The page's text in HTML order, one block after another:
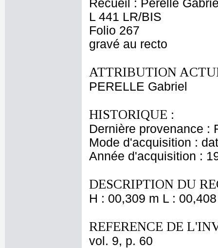
Recueil : Pérelle
L 441 LR/BIS
Folio 267
gravé au recto
ATTRIBUTION
PERELLE Gabriel
HISTORIQUE :
Dernière provenance :
Mode d'acquisition :
Année d'acquisition :
DESCRIPTION DU
H : 00,309 m L :
REFERENCE DE
vol. 9, p. 60